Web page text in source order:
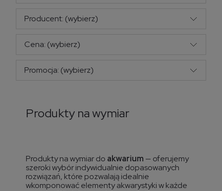
Producent: (wybierz)
Cena: (wybierz)
Promocja: (wybierz)
Produkty na wymiar
Produkty na wymiar do akwarium — oferujemy
szeroki wybór indywidualnie dopasowanych
rozwiązań, które pozwalają idealnie
wkomponować elementy akwarystyki w każde